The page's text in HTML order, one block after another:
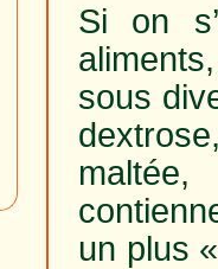
Si on
sous
un plus